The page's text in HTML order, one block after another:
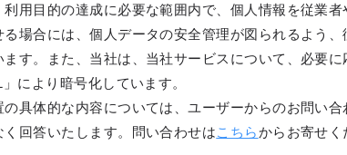
用目的の達成に必要な範囲内で、個人情報を従業
る場合には、個人データの安全管理が図られるよう
す。また、当社は、当社サービスについて、必要
により暗号化しています。
具体的な内容については、ユーザーからのお問い
回答いたします。問い合わせはこちらからお寄せく